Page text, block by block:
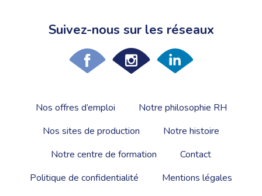
Suivez-nous sur les réseaux
Nos offres d’emploi
Notre philosophie RH
Nos sites de production
Notre histoire
Notre centre de formation
Contact
Politique de confidentialité
Mentions légales